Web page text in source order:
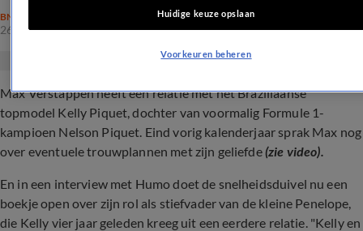
BN'ERS
26 feb 2024, 11:38
Max Verstappen heeft een relatie met het Braziliaanse
topmodel Kelly Piquet, dochter van voormalig Formule 1-
kampioen Nelson Piquet. Eind vorig kalenderjaar sprak Max nog
over eventuele trouwplannen met zijn geliefde(zie video).
En in een interview met Humo doet de snelheidsduivel nu een
boekje open over zijn rol als stiefvader van de kleine Penelope,
die Kelly vier jaar geleden kreeg uit een eerdere relatie. "Kelly en
Huidige keuze opslaan
Voorkeuren beheren